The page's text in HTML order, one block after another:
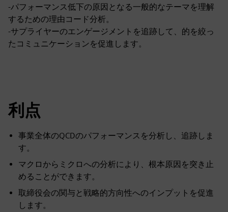
-パフォーマンス低下の原因となる一般的なテーマを理解
するための理由コード分析。
-サプライヤーのエンゲージメントを追跡して、的を絞っ
たコミュニケーションを促進します。
利点
事業全体のQCDのパフォーマンスを分析し、追跡しま
す。
マクロからミクロへの分析により、根本原因を突き止
めることができます。
取締役会の関与と戦略的方向性へのインプットを促進
します。